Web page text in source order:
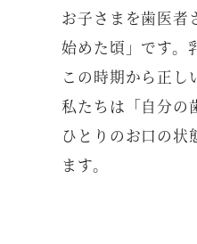
お子さまを歯医者
始めた頃」です。
この時期から正し
私たちは「自分の
ひとりのお口の状
ます。